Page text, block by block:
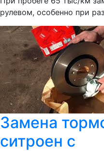
рулевом, особенно при
Замена
ситроен с